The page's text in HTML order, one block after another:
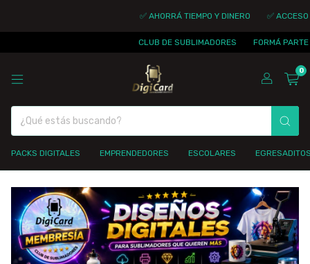
✅ AHORRÁ TIEMPO Y DINERO ✅ ACCESO
CLUB DE SUBLIMADORES FORMÁ PARTE
0
PACKS DIGITALES EMPRENDEDORES ESCOLARES